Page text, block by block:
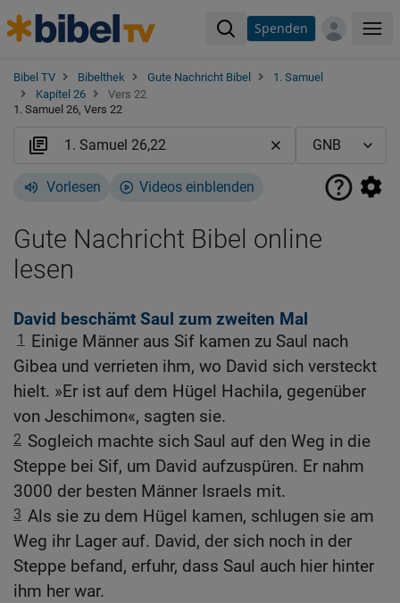
Spenden
Bibel TV Bibelthek Gute Nachricht Bibel
1. Samuel
Kapitel 26
Vers 22
1. Samuel 26, Vers 22
Vorlesen Videos einblenden
Gute Nachricht Bibel online
lesen
David beschämt Saul zum zweiten Mal
1
Einige Männer aus Sif kamen zu Saul nach
Gibea und verrieten ihm, wo David sich versteckt
hielt. »Er ist auf dem Hügel Hachila, gegenüber
von Jeschimon«, sagten sie.
2 Sogleich machte sich Saul auf den Weg in die
Steppe bei Sif, um David aufzuspüren. Er nahm
3000 der besten Männer Israels mit.
3 Als sie zu dem Hügel kamen, schlugen sie am
Weg ihr Lager auf. David, der sich noch in der
Steppe befand, erfuhr, dass Saul auch hier hinter
ihm her war.